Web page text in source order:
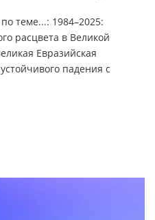
теме...: 1984–2025:
расцвета в Великой
Евразийская
падения с